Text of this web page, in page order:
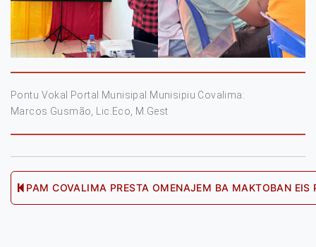
Pontu Vokal Portal Munisipal Munisipiu Covalima:
Marcos Gusmão, Lic.Eco, M.Gest
Post
navigation
PAM COVALIMA PRESTA OMENAJEM BA MAKTOBAN EIS